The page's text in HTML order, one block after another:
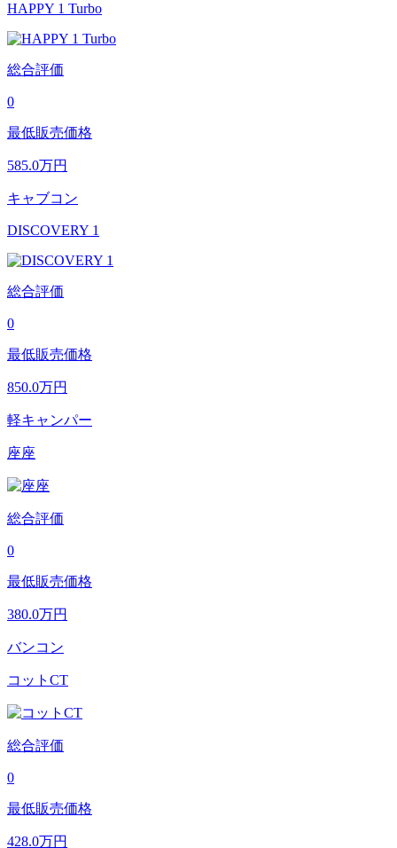
HAPPY 1 Turbo
総合評価
0
最低販売価格
585.0万円
キャブコン
DISCOVERY 1
総合評価
0
最低販売価格
850.0万円
軽キャンパー
座座
総合評価
0
最低販売価格
380.0万円
バンコン
コットCT
総合評価
0
最低販売価格
428.0万円